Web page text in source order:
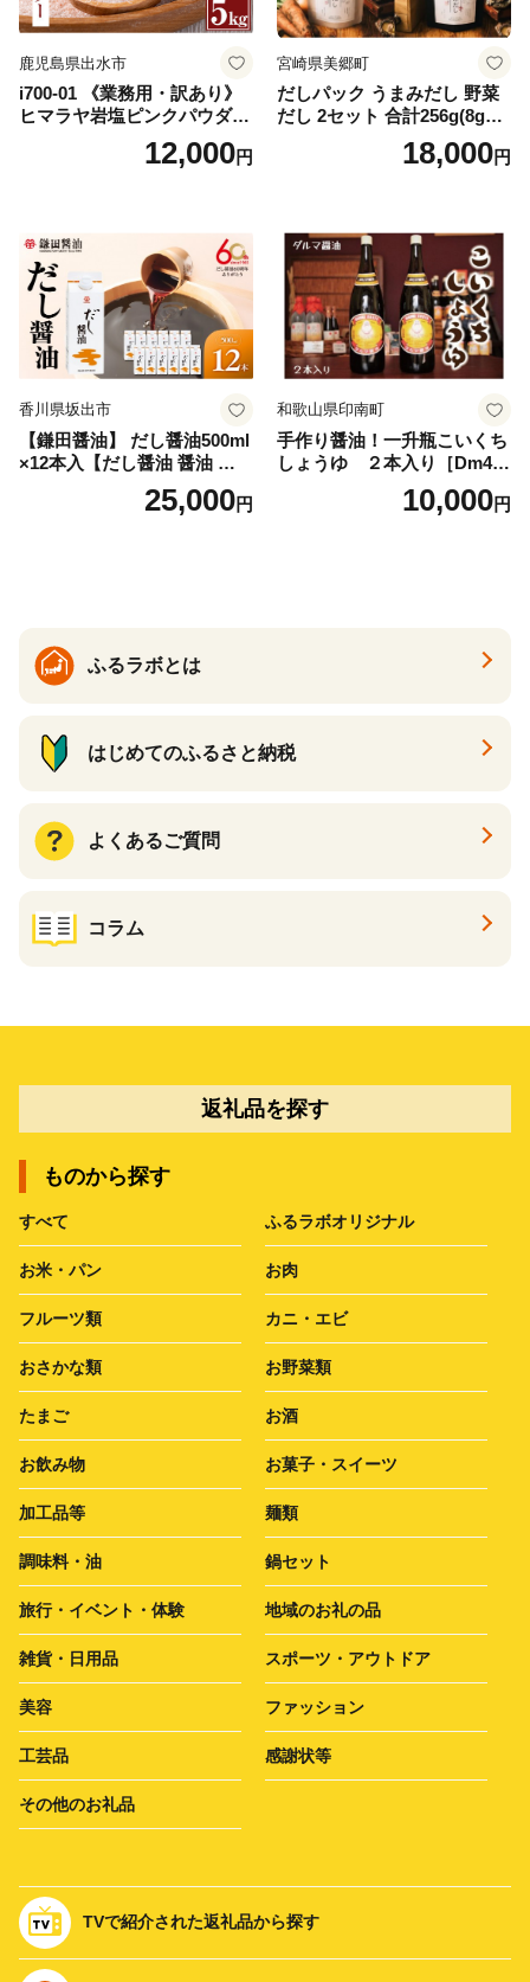
鹿児島県出水市
i700-01 《業務用・訳あり》
ヒマラヤ岩塩ピンクパウダー
タイプ(5kg) 岩塩 塩 調味料
しお 保存料不使用 天然 パウ
ティースマイル】
12,000円
宮崎県美郷町
だしパック うまみだし 野菜
だし 2セット 合計256g(8g×8
パック×2種×2セット) [岡田商
店 宮崎県 美郷町 31ac0069]
18,000円
香川県坂出市
【鎌田醤油】 だし醤油500ml
×12本入【だし醤油 醤油 人気
おすすめ 人気だし醤油 出汁
25,000円
和歌山県印南町
手作り醤油！一升瓶こいくち
しょうゆ ２本入り［Dm4］
｜手作り 醤油 和歌山県 印南
町 一升瓶 こいくちしょうゆ
10,000円
ふるラボとは
はじめてのふるさと納税
よくあるご質問
コラム
返礼品を探す
ものから探す
すべて ふるラボオリジナル
お米・パン お肉
フルーツ類 カニ・エビ
おさかな類 お野菜類
たまご お酒
お飲み物 お菓子・スイーツ
加工品等 麺類
調味料・油 鍋セット
旅行・イベント・体験 地域のお礼の品
雑貨・日用品 スポーツ・アウトドア
美容 ファッション
工芸品 感謝状等
その他のお礼品
TVで紹介された返礼品から探す